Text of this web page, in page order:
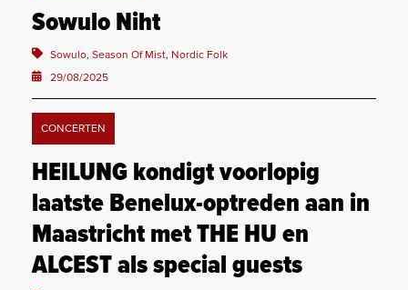
Sowulo Niht
Sowulo, Season Of Mist, Nordic Folk
29/08/2025
CONCERTEN
HEILUNG kondigt voorlopig
laatste Benelux-optreden aan in
Maastricht met THE HU en
ALCEST als special guests